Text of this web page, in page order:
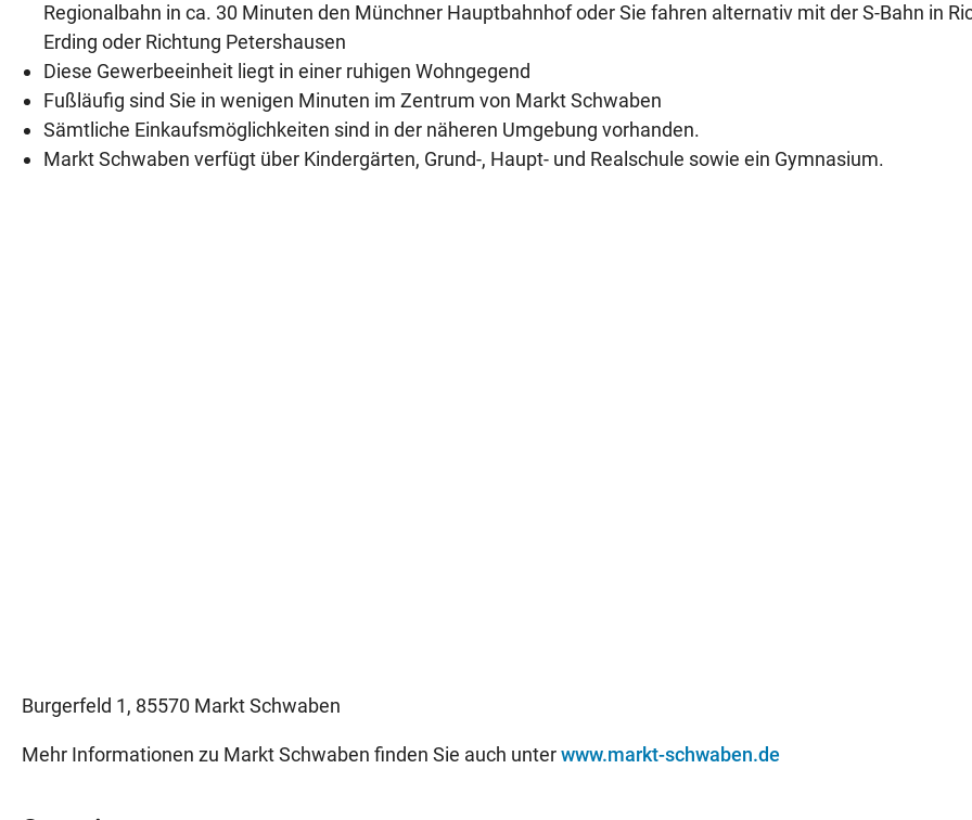
Regionalbahn in ca. 30 Minuten den Münchner Hauptbahnhof oder Sie fahren alternativ mit der S-Bahn in
Erding oder Richtung Petershausen
Diese Gewerbeeinheit liegt in einer ruhigen Wohngegend
Fußläufig sind Sie in wenigen Minuten im Zentrum von Markt Schwaben
Sämtliche Einkaufsmöglichkeiten sind in der näheren Umgebung vorhanden.
Markt Schwaben verfügt über Kindergärten, Grund-, Haupt- und Realschule sowie ein Gymnasium.
Burgerfeld 1, 85570 Markt Schwaben
Mehr Informationen zu Markt Schwaben finden Sie auch unterwww.markt-schwaben.de